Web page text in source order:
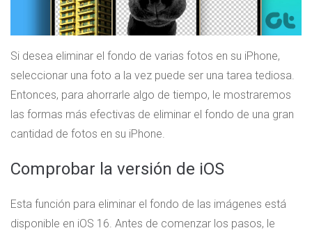
Si desea eliminar el fondo de varias fotos en su iPhone,
seleccionar una foto a la vez puede ser una tarea tediosa.
Entonces, para ahorrarle algo de tiempo, le mostraremos
las formas más efectivas de eliminar el fondo de una gran
cantidad de fotos en su iPhone.
Comprobar la versión de iOS
Esta función para eliminar el fondo de las imágenes está
disponible en iOS 16. Antes de comenzar los pasos, le